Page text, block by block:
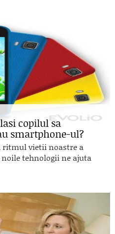
copilul sa
smartphone-ul?
ritmul vietii noastre a
tehnologii ne ajuta